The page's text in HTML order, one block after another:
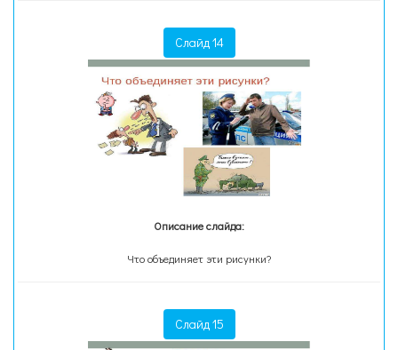
Слайд 14
Описание слайда:
Что объединяет эти рисунки?
Слайд 15